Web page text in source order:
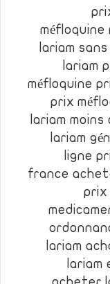
méfloquine
lariam
lariam
méfloquine
prix
lariam
lariam
ligne
france
prix
lariam
lariam